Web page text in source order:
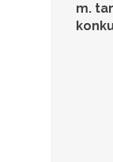
m.